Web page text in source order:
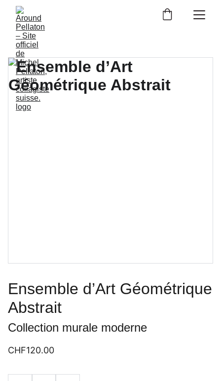
Ensemble d’Art Géométrique
Abstrait
Collection murale moderne
CHF120.00